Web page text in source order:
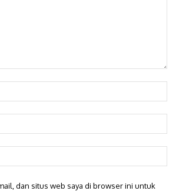
dan situs web saya di browser ini untuk